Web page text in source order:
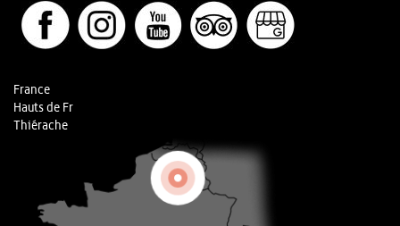
France
Hauts de Fr
Thiérache